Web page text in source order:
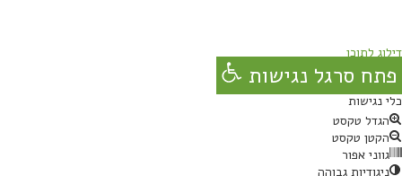
דילוג לתוכן
פתח סרגל נגישות
כלי נגישות
הגדל טקסט
הקטן טקסט
גווני אפור
ניגודיות גבוהה